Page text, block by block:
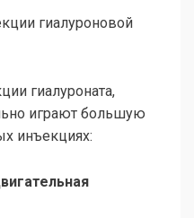
гиалуроната,
играют большую
инъекциях: